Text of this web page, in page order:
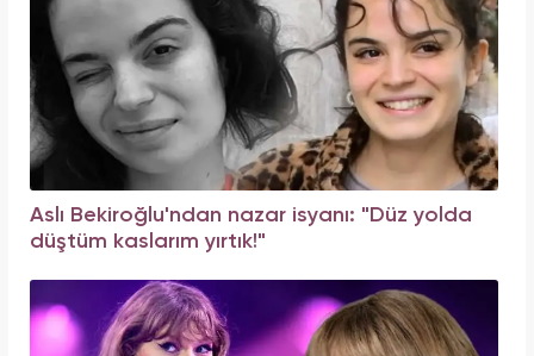
Aslı Bekiroğlu'ndan nazar isyanı: "Düz yolda
düştüm kaslarım yırtık!"